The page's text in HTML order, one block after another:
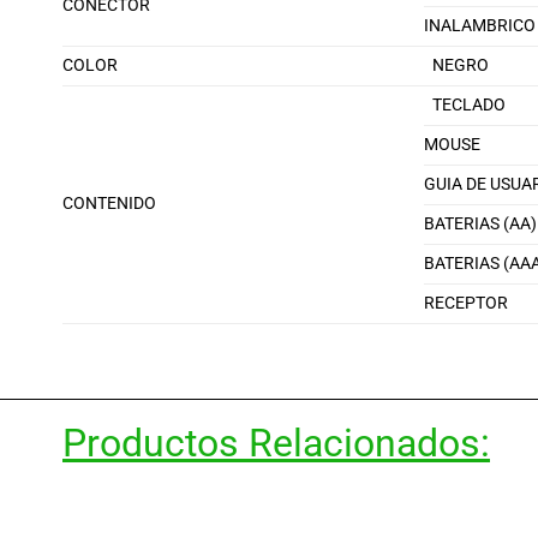
CONECTOR
INALAMBRICO
COLOR
NEGRO
CONTENIDO
TECLADO
MOUSE
GUIA DE
BATERIAS (AA)
BATERIAS
RECEPTOR
Productos Relacionados: